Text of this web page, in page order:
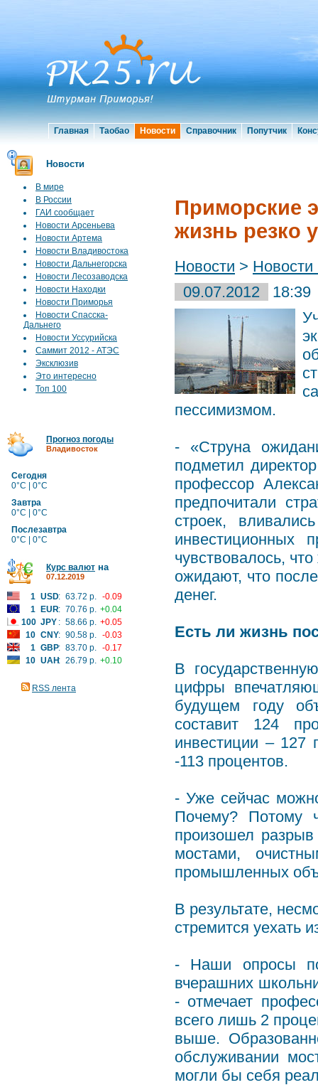
Главная Таобао Новости Справочник Попутчик
Новости
В мире
В России
ГАИ сообщает
Новости Арсеньева
Новости Артема
Новости Владивостока
Новости Дальнегорска
Новости Лесозаводска
Новости Находки
Новости Приморья
Новости Спасска-
Дальнего
Новости Уссурийска
Саммит 2012 - АТЭС
Эксклюзив
Это интересно
Топ 100
Прогноз погоды
Владивосток
Сегодня
0°C | 0°C
Завтра
0°C | 0°C
Послезавтра
0°C | 0°C
Курс валют на
07.12.2019
1 USD: 63.72 р. -0.09
1
EUR: 70.76 р. +0.04
100 JPY : 58.66 р. +0.05
10 CNY: 90.58 р. -0.03
1 GBP: 83.70 р. -0.17
10 UAH: 26.79 р. +0.10
RSS лента
Приморские
жизнь резко
Новости > Новости
09.07.2012
18:39
пессимизмом.
- «Струна
подметил
профессор
предпочитали
строек,
инвестиционных
чувствовалось,
ожидают, что
денег.
Есть ли жизнь
В
цифры
будущем году
составит 124
инвестиции –
-113 процентов.
- Уже сейчас
Почему? Потому
произошел
мостами,
промышленных
В результате,
стремится уехать
- Наши опросы
вчерашних
- отмечает
всего лишь 2
выше.
обслуживании
могли бы себя